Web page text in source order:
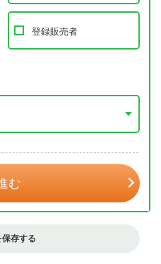
登録販売者
む
存する